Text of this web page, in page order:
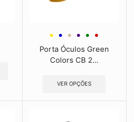
Porta Óculos Green
Colors CB 2...
VER OPÇÕES